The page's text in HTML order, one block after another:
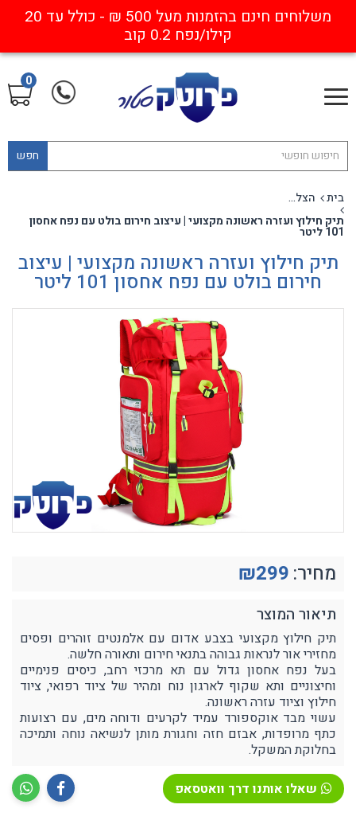
משלוחים חינם בהזמנות מעל 500 ₪ - כולל עד 20
קילו/נפח 0.2 קוב
חפש
0
בית
הצלה אביזרים נלווים
תיק חילוץ ועזרה ראשונה מקצועי | עיצוב חירום בולט עם נפח אחסון
101 ליטר
תיק חילוץ ועזרה ראשונה מקצועי | עיצוב
חירום בולט עם נפח אחסון 101 ליטר
מחיר: 299
₪
תיאור המוצר
תיק חילוץ מקצועי בצבע אדום עם אלמנטים זוהרים ופסים
מחזירי אור לנראות גבוהה בתנאי חירום ותאורה חלשה.
בעל נפח אחסון גדול עם תא מרכזי רחב, כיסים פנימיים
וחיצוניים ותא שקוף לארגון נוח ומהיר של ציוד רפואי, ציוד
חילוץ וציוד עזרה ראשונה.
עשוי מבד אוקספורד עמיד לקרעים ודוחה מים, עם רצועות
כתף מרופדות, אבזם חזה וחגורת מותן לנשיאה נוחה ותמיכה
בחלוקת המשקל.
שאלו אותנו דרך וואטסאפ